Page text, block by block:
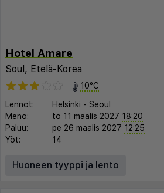
Hotel Amare
Soul, Etelä-Korea
10°C
Lennot:
Helsinki - Seoul
Meno:
to 11 maalis 2027 18:20
Paluu:
pe 26 maalis 2027 12:25
Yöt:
14
Huoneen tyyppi ja lento